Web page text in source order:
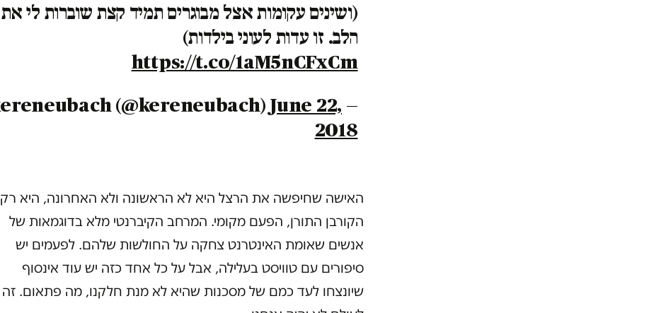
(ושינים עקומות אצל מבוגרים תמיד קצת שוברות לי את
הלב. זו עדות לעוני בילדות)
https://t.co/1aM5nCFxCm
— kereneubach (@kereneubach)
June 22,
2018
האישה שחיפשה את הרצל היא לא הראשונה ולא האחרונה, היא רק
הקורבן התורן, הפעם מקומי. המרחב הקיברנטי מלא בדוגמאות של
אנשים שאומת האינטרנט צחקה על החולשות שלהם. לפעמים יש
סיפורים עם טוויסט בעלילה, אבל על כל אחד כזה יש עוד אינסוף
שיונצחו לעד כמם של מסכנות שהיא לא מנת חלקנו, מה פתאום. זה